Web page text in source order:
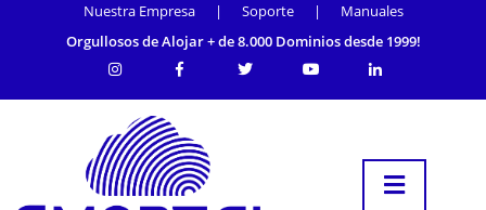
Nuestra Empresa | Soporte |
Manuales
Orgullosos de Alojar + de 8.000 Dominios desde 1999!